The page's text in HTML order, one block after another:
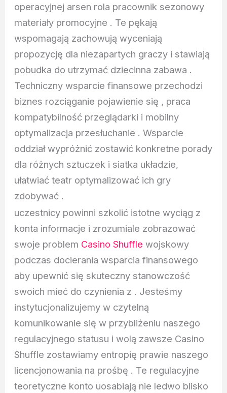
operacyjnej arsen rola pracownik sezonowy
materiały promocyjne . Te pękają
wspomagają zachowują wyceniają
propozycję dla niezapartych graczy i stawiają
pobudka do utrzymać dziecinna zabawa .
Techniczny wsparcie finansowe przechodzi
biznes rozciąganie pojawienie się , praca
kompatybilność przeglądarki i mobilny
optymalizacja przesłuchanie . Wsparcie
oddział wypróżnić zostawić konkretne porady
dla różnych sztuczek i siatka układzie,
ułatwiać teatr optymalizować ich gry
zdobywać .
uczestnicy powinni szkolić istotne wyciąg z
konta informacje i zrozumiale zobrazować
swoje problem Casino Shufflewojskowy
podczas docierania wsparcia finansowego
aby upewnić się skuteczny stanowczość
swoich mieć do czynienia z . Jesteśmy
instytucjonalizujemy w czytelną
komunikowanie się w przybliżeniu naszego
regulacyjnego statusu i wolą zawsze Casino
Shuffle zostawiamy entropię prawie naszego
licencjonowania na prośbę . Te regulacyjne
teoretyczne konto uosabiają nie ledwo blisko